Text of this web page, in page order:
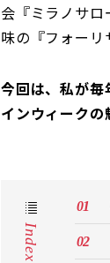
会『ミラノサ
味の『フォーリ
今回は、私が毎
インウィークの
Index